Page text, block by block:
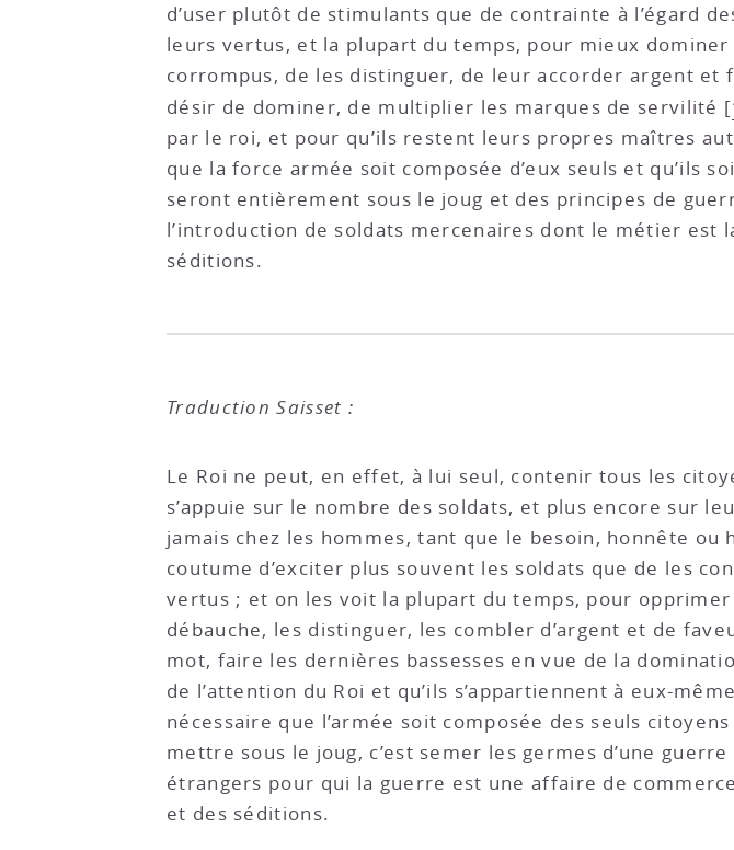
d’user plutôt de stimulants que de contrainte à l’égard
leurs vertus, et la plupart du temps, pour mieux
corrompus, de les distinguer, de leur accorder argent
désir de dominer, de multiplier les marques de servilité [
par le roi, et pour qu’ils restent leurs propres maîtres
que la force armée soit composée d’eux seuls et qu’ils
seront entièrement sous le joug et des principes de
l’introduction de soldats mercenaires dont le métier
séditions.
Traduction Saisset :
Le Roi ne peut, en effet, à lui seul, contenir tous les
s’appuie sur le nombre des soldats, et plus encore sur
jamais chez les hommes, tant que le besoin, honnête
coutume d’exciter plus souvent les soldats que de les
vertus ; et on les voit la plupart du temps, pour
débauche, les distinguer, les combler d’argent et de
mot, faire les dernières bassesses en vue de la
de l’attention du Roi et qu’ils s’appartiennent à eux-
nécessaire que l’armée soit composée des seuls
mettre sous le joug, c’est semer les germes d’une
étrangers pour qui la guerre est une affaire de
et des séditions.